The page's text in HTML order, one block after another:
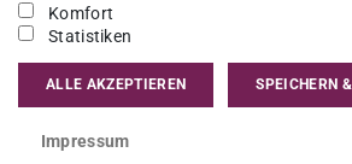
models, transformer blocks and
whose applications extend to
Speech Recognition
improved accuracy
Komfort
Statistiken
ALLE AKZEPTIEREN SPEICHERN
Impressum